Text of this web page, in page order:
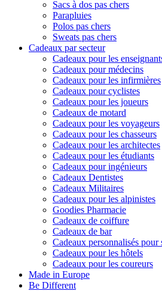
Sacs à dos pas chers
Parapluies
Polos pas chers
Sweats pas chers
Cadeaux par secteur
Cadeaux pour les
Cadeaux pour médecins
Cadeaux pour les infirmières
Cadeaux pour cyclistes
Cadeaux pour les joueurs
Cadeaux de motard
Cadeaux pour les voyageurs
Cadeaux pour les chasseurs
Cadeaux pour les architectes
Cadeaux pour les étudiants
Cadeaux pour ingénieurs
Cadeaux Dentistes
Cadeaux Militaires
Cadeaux pour les alpinistes
Goodies Pharmacie
Cadeaux de coiffure
Cadeaux de bar
Cadeaux personnalisés pour
Cadeaux pour les hôtels
Cadeaux pour les coureurs
Made in Europe
Be Different